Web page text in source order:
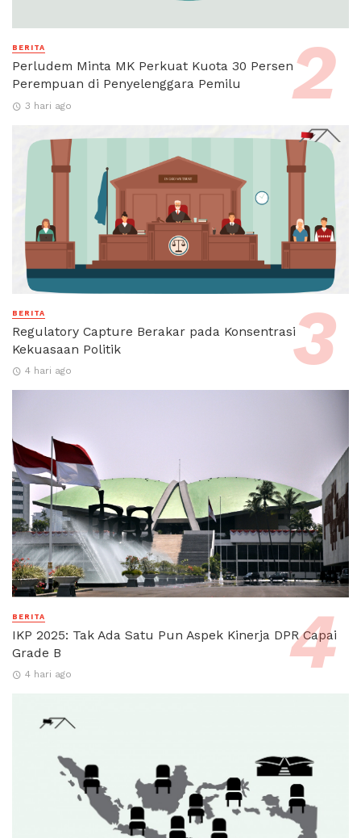
BERITA
Perludem Minta MK Perkuat Kuota 30 Persen
Perempuan di Penyelenggara Pemilu
3 hari ago
BERITA
Regulatory Capture Berakar pada Konsentrasi
Kekuasaan Politik
4 hari ago
BERITA
IKP 2025: Tak Ada Satu Pun Aspek Kinerja DPR Capai
Grade B
4 hari ago